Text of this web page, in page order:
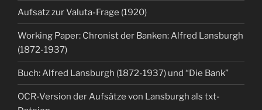
Aufsatz zur Valuta-Frage (1920)
Working Paper: Chronist der Banken: Alfred Lansburgh
(1872-1937)
Buch: Alfred Lansburgh (1872-1937) und “Die Bank”
OCR-Version der Aufsätze von Lansburgh als txt-